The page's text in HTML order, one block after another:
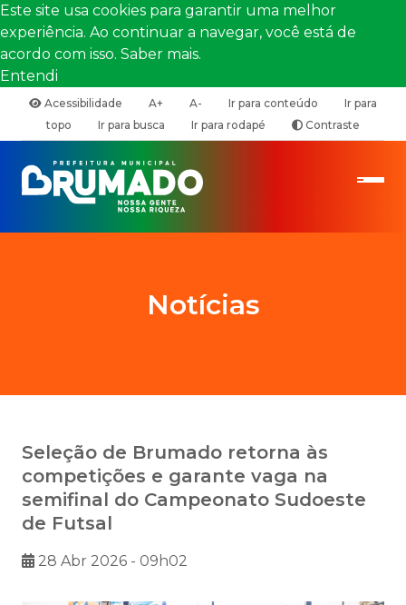
Este site usa cookies para garantir uma melhor
experiência. Ao continuar a navegar, você está de
acordo com isso. Saber mais.
Entendi
Acessibilidade A+ A- Ir para conteúdo
Ir para
topo
Ir para busca Ir para rodapé Contraste
Notícias
Seleção de Brumado retorna às
competições e garante vaga na
semifinal do Campeonato Sudoeste
de Futsal
28 Abr 2026 - 09h02